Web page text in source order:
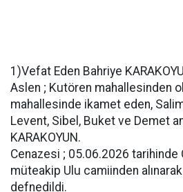
1)Vefat Eden Bahriye
Aslen ; Kutören mahallesinden
mahallesinde ikamet eden,
Levent, Sibel, Buket ve Demet
KARAKOYUN.
Cenazesi ; 05.06.2026 tarihinde
müteakip Ulu camiinden alınarak
defnedildi.